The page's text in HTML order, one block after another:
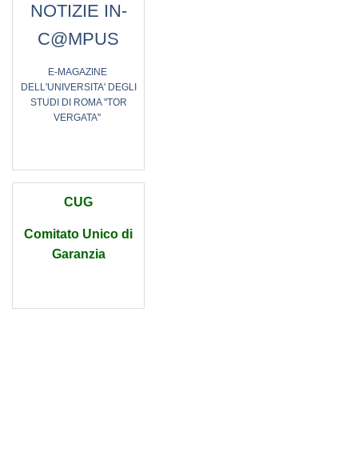
NOTIZIE IN-
C@MPUS
E-MAGAZINE
DELL'UNIVERSITA' DEGLI
STUDI DI ROMA "TOR
VERGATA"
CUG
Comitato Unico di
Garanzia